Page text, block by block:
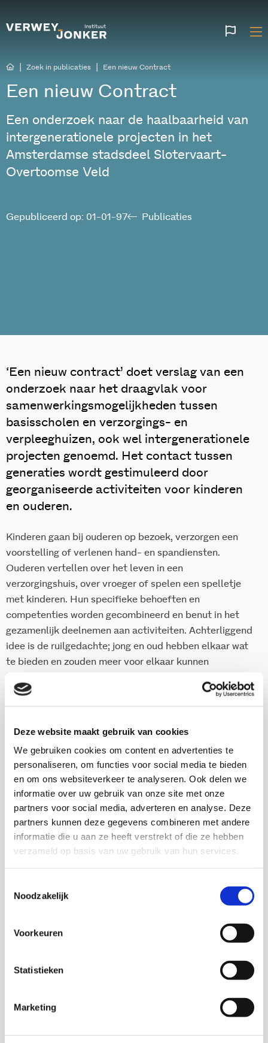
Deze website maakt gebruik van cookies
We gebruiken cookies om content en advertenties te
personaliseren, om functies voor social media te bieden
en om ons websiteverkeer te analyseren. Ook delen we
informatie over uw gebruik van onze site met onze
partners voor social media, adverteren en analyse. Deze
partners kunnen deze gegevens combineren met andere
informatie die u aan ze heeft verstrekt of die ze hebben
verzameld op basis van uw gebruik van hun services.
Noodzakelijk
Voorkeuren
Statistieken
Marketing
Zoek in publicaties Een nieuw Contract
Een nieuw Contract
Een onderzoek naar de haalbaarheid van
intergenerationele projecten in het
Amsterdamse stadsdeel Slotervaart-
Overtoomse Veld
Publicaties
Gepubliceerd op: 01-01-97
‘Een nieuw contract’ doet verslag van een
onderzoek naar het draagvlak voor
samenwerkingsmogelijkheden tussen
basisscholen en verzorgings- en
verpleeghuizen, ook wel intergenerationele
projecten genoemd. Het contact tussen
generaties wordt gestimuleerd door
georganiseerde activiteiten voor kinderen
en ouderen.
Kinderen gaan bij ouderen op bezoek, verzorgen een
voorstelling of verlenen hand- en spandiensten.
Ouderen vertellen over het leven in een
verzorgingshuis, over vroeger of spelen een spelletje
met kinderen. Hun specifieke behoeften en
competenties worden gecombineerd en benut in het
gezamenlijk deelnemen aan activiteiten. Achterliggend
idee is de ruilgedachte; jong en oud hebben elkaar wat
te bieden en zouden meer voor elkaar kunnen
speelse manier met elkaars leefwereld in contact
waardoor de onderlinge betrokkenheid in buurt en wijk
Intergenerationele projecten zijn sociale interventies
die de verhouding tussen de verschillende generaties
nieuw leven proberen in te blazen.
Dit rapport biedt een methodisch concept, het
Intergenerationeel Contact Model, waarmee in
Amsterdam twee projecten in gang zijn gezet. De
samenwerking tussen een islamitische basisschool en
een protestants verzorgingshuis geeft een extra